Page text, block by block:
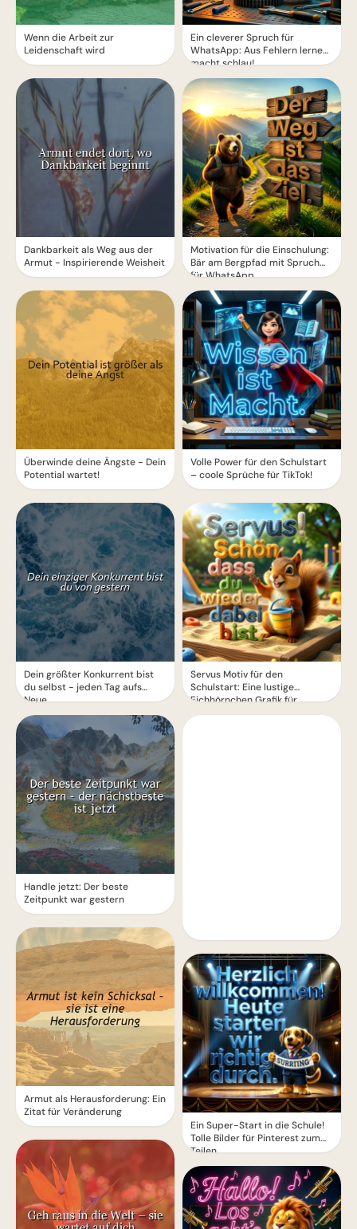
Wenn die Arbeit zur
Leidenschaft wird
Dankbarkeit als Weg aus der
Armut - Inspirierende Weisheit
Überwinde deine Ängste - Dein
Potential wartet!
Dein größter Konkurrent bist
du selbst - jeden Tag aufs
Neue
Handle jetzt: Der beste
Zeitpunkt war gestern
Armut als Herausforderung: Ein
Zitat für Veränderung
Ein cleverer Spruch für
WhatsApp: Aus Fehlern lernen
macht schlau!
Motivation für die Einschulung:
Bär am Bergpfad mit Spruch
für WhatsApp
Volle Power für den Schulstart
– coole Sprüche für TikTok!
Servus Motiv für den
Schulstart: Eine lustige
Eichhörnchen Grafik für
WhatsApp
Ein Super-Start in die Schule!
Tolle Bilder für Pinterest zum
Teilen.